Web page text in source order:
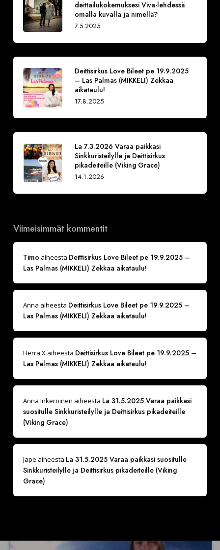
deittailukokemuksesi Viva-lehdessä
omalla kuvalla ja nimellä?
7.5.2025
Deittisirkus Love Bileet pe 19.9.2025
– Las Palmas (MIKKELI) Zekkaa
aikataulu!
17.8.2025
La 7.3.2026 Varaa paikkasi
Sinkkuristeilylle ja Deittisirkus
pikadeiteille (Viking Grace)
14.1.2026
Viimeisimmät kommentit
Timo aiheesta Deittisirkus Love Bileet pe 19.9.2025 –
Las Palmas (MIKKELI) Zekkaa aikataulu!
Anna aiheesta Deittisirkus Love Bileet pe 19.9.2025 –
Las Palmas (MIKKELI) Zekkaa aikataulu!
Herra Xaiheesta Deittisirkus Love Bileet pe 19.9.2025 –
Las Palmas (MIKKELI) Zekkaa aikataulu!
Anna Inkeroinen aiheesta La 31.5.2025 Varaa paikkasi
suositulle Sinkkuristeilylle ja Deittisirkus pikadeiteille
(Viking Grace)
Jape aiheesta La 31.5.2025 Varaa paikkasi suositulle
Sinkkuristeilylle ja Deittisirkus pikadeiteille (Viking
Grace)